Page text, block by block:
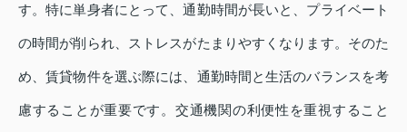
す。特に単身者にとって、通勤時間が長いと、プライベート
の時間が削られ、ストレスがたまりやすくなります。そのた
め、賃貸物件を選ぶ際には、通勤時間と生活のバランスを考
慮することが重要です。交通機関の利便性を重視すること